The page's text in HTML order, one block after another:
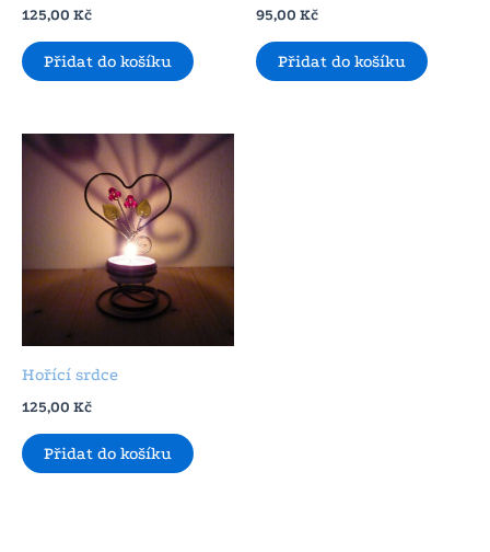
125,00 Kč
Přidat do košíku
95,00 Kč
Přidat do košíku
Hořící srdce
125,00 Kč
Přidat do košíku